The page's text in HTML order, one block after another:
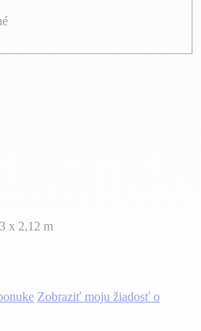
x 2,12 m
Zobraziť moju žiadosť o